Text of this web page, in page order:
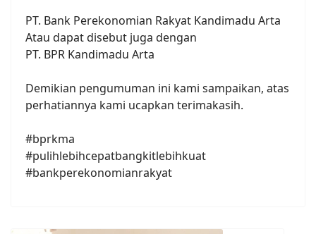
PT. Bank Perekonomian Rakyat Kandimadu Arta
Atau dapat disebut juga dengan
PT. BPR Kandimadu Arta
Demikian pengumuman ini kami sampaikan, atas
perhatiannya kami ucapkan terimakasih.
#bprkma
#pulihlebihcepatbangkitlebihkuat
#bankperekonomianrakyat